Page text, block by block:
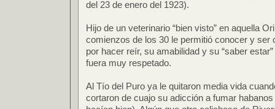
del 23 de enero del 1923).
Hijo de un veterinario “bien visto” en aquella
comienzos de los 30 le permitió conocer y ser
por hacer reír, su amabilidad y su “saber
fuera muy respetado.
Al Tío del Puro ya le quitaron media vida
cortaron de cuajo su adicción a fumar